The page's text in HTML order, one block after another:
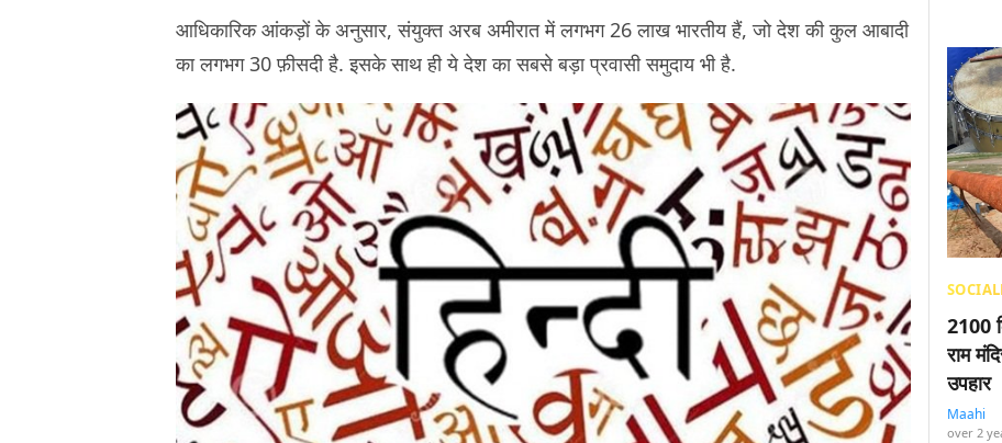
आधिकारिक आंकड़ों के अनुसार, संयुक्त अरब अमीरात में लगभग 26 लाख भारतीय हैं, जो देश की कुल आबादी
का लगभग 30 फ़ीसदी है. इसके साथ ही ये देश का सबसे बड़ा प्रवासी समुदाय भी है.
2100
राम
उपहार
Maahi
over 2